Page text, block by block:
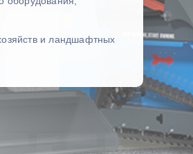
и ландшафтных